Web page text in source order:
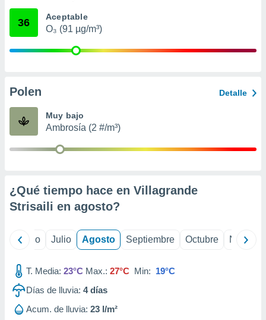
mediante
publicidad
de
36 Aceptable
O₃ (91 µg/m³)
Polen Detalle
Muy bajo
Ambrosía (2 #/m³)
¿Qué tiempo hace en Villagrande
Strisaili en agosto?
Junio Julio Agosto Septiembre Octubre
T. Media: 23°C Max.: 27°C Min: 19°C
Días de lluvia: 4días
Acum. de lluvia: 23 l/m²